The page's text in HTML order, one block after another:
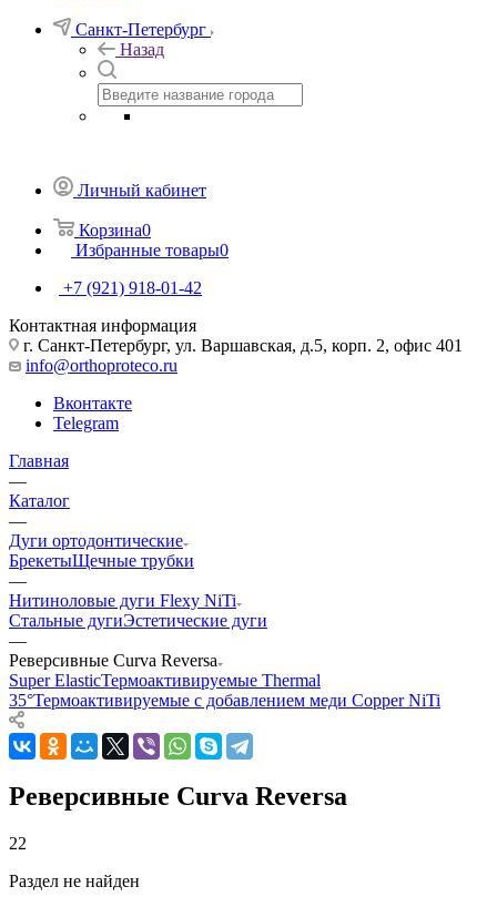
Санкт-Петербург
Назад
Личный кабинет
Корзина0
Избранные товары0
+7 (921) 918-01-42
Контактная информация
г. Санкт-Петербург, ул. Варшавская, д.5, корп. 2, офис 401
info@orthoproteco.ru
Вконтакте
Telegram
Главная
—
Каталог
—
Дуги ортодонтические
БрекетыЩечные трубки
—
Нитиноловые дуги Flexy NiTi
Стальные дугиЭстетические дуги
—
Реверсивные Curva Reversa
Super ElasticТермоактивируемые Thermal
35°Термоактивируемые с добавлением меди Copper NiTi
Реверсивные Curva Reversa
22
Раздел не найден